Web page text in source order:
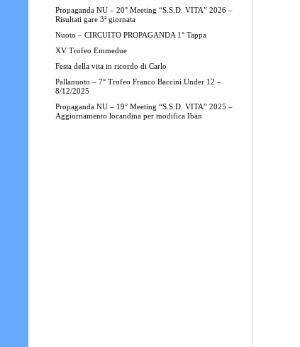
Propaganda NU – 20° Meeting “S.S.D. VITA” 2026 –
Risultati gare 3ª giornata
Nuoto – CIRCUITO PROPAGANDA 1° Tappa
XV Trofeo Emmedue
Festa della vita in ricordo di Carlo
Pallanuoto – 7° Trofeo Franco Baccini Under 12 –
8/12/2025
Propaganda NU – 19° Meeting “S.S.D. VITA” 2025 –
Aggiornamento locandina per modifica Iban